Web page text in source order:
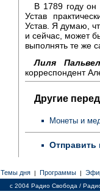
В 1789 году он
Устав
Устав. Я думаю,
и сейчас, может
выполнять те же
Лиля
корреспондент
Другие
Монеты и
Отправить
Темы дня | Программы |
c 2004 Радио Свобода /